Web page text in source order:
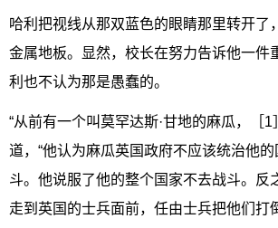
哈利把视线从那双蓝色的眼睛那里转开了
金属地板。显然，校长在努力告诉他一件
利也不认为那是愚蠢的。
“从前有一个叫莫罕达斯·甘地的麻瓜，［1
道，“他认为麻瓜英国政府不应该统治他
斗。他说服了他的整个国家不去战斗。反
走到英国的士兵面前，任由士兵把他们打